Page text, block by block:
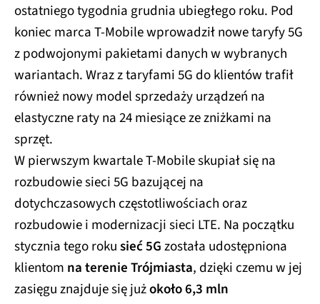
ostatniego tygodnia grudnia ubiegłego roku. Pod
koniec marca T-Mobile wprowadził nowe taryfy 5G
z podwojonymi pakietami danych w wybranych
wariantach. Wraz z taryfami 5G do klientów trafił
również nowy model sprzedaży urządzeń na
elastyczne raty na 24 miesiące ze zniżkami na
sprzęt.
W pierwszym kwartale T‑Mobile skupiał się na
rozbudowie sieci 5G bazującej na
dotychczasowych częstotliwościach oraz
rozbudowie i modernizacji sieci LTE. Na początku
stycznia tego rokusieć 5Gzostała udostępniona
klientom na terenie Trójmiasta, dzięki czemu w jej
zasięgu znajduje się jużokoło 6,3 mln